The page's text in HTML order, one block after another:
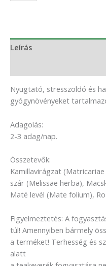
Leírás
Nyugtató, stresszoldó és
gyógynövényeket
Adagolás:
2-3 adag/nap.
Összetevők:
Kamillavirágzat
szár (Melissae herba),
Maté levél (Mate folium),
Figyelmeztetés: A
túl! Amennyiben bármely
a terméket! Terhesség és
alatt